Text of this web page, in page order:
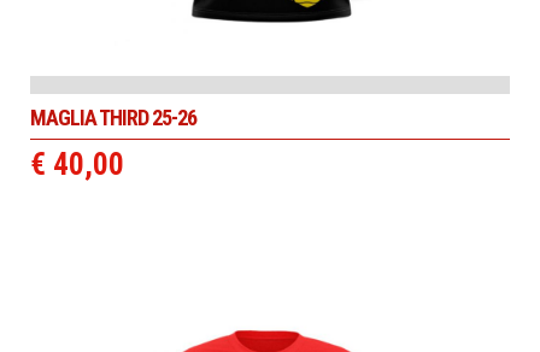
MAGLIA THIRD 25-26
€ 40,00